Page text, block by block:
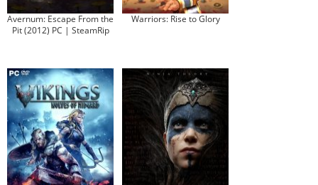
Avernum: Escape From the
Pit (2012) PC | SteamRip
Warriors: Rise to Glory